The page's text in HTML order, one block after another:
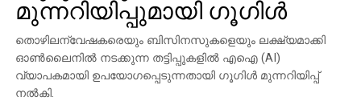
മുന്നറിയിപ്പുമായി ഗൂഗിള്‍
തൊഴിലന്വേഷകരെയും ബിസിനസുകളെയും ലക്ഷ്യമാക്കി
ഓണ്‍ലൈനില്‍ നടക്കുന്ന തട്ടിപ്പുകളില്‍ എഐ (AI)
വ്യാപകമായി ഉപയോഗപ്പെടുന്നതായി ഗൂഗിള്‍ മുന്നറിയിപ്പ്
നല്‍കി.